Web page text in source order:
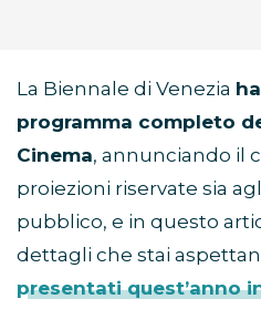
La Biennale di Venezia
programma completo
Cinema, annunciando il
proiezioni riservate sia
pubblico, e in questo
dettagli che stai
presentati quest’anno